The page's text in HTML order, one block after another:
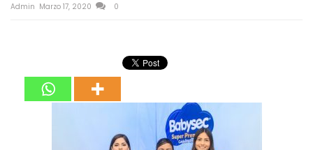
Admin Marzo 17, 2020 0